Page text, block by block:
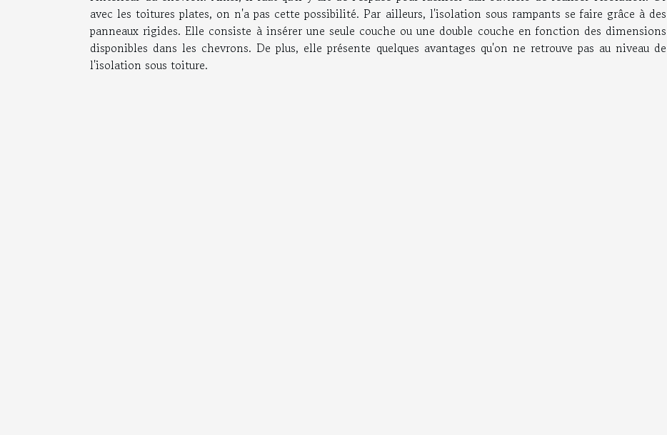
avec les toitures plates, on n'a pas cette possibilité. Par ailleurs, l'isolation sous rampants se faire grâce à des
panneaux rigides. Elle consiste à insérer une seule couche ou une double couche en fonction des dimensions
disponibles dans les chevrons. De plus, elle présente quelques avantages qu'on ne retrouve pas au niveau de
l'isolation sous toiture.